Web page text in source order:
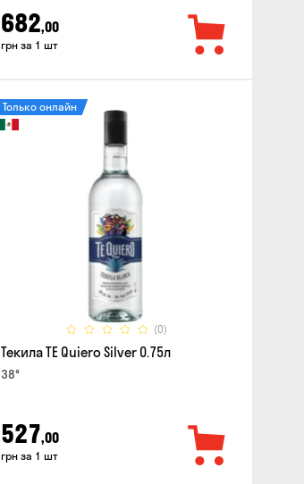
682,00
грн за 1 шт
(0)
Только онлайн
Текила TE Quiero Silver 0.75л
38°
527,00
грн за 1 шт